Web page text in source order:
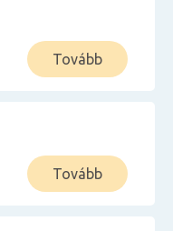
Tovább
Tovább